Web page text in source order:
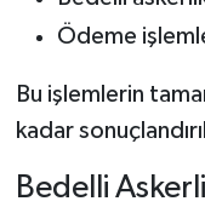
Ödeme
Bu işlemlerin
kadar
Bedelli